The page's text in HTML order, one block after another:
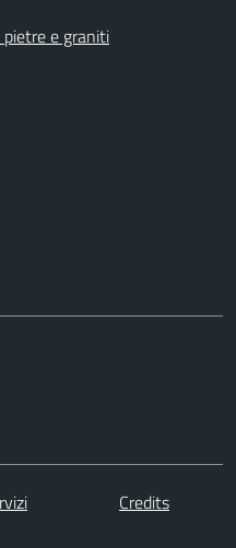
e graniti
Credits